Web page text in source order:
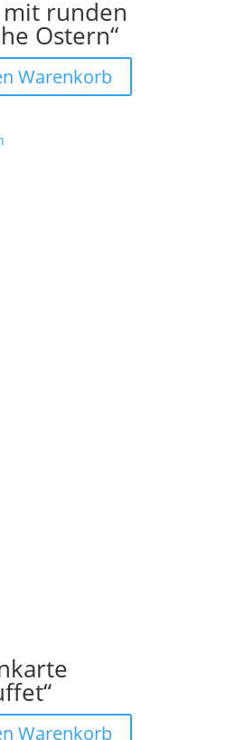
runden
Ostern“
Warenkorb
Warenkorb